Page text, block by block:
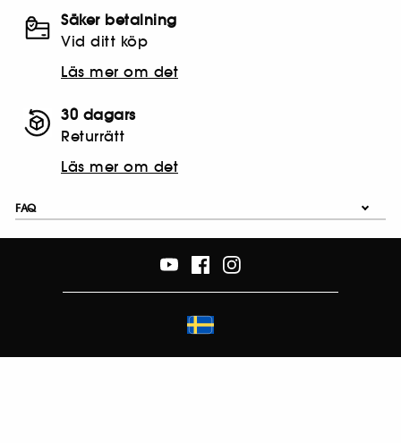
Säker betalning
Vid ditt köp
Läs mer om det
30 dagars
Returrätt
Läs mer om det
FAQ